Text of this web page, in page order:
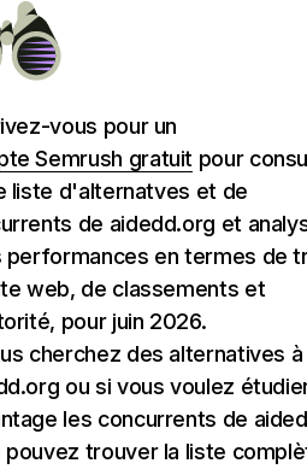
vous pour un
Semrush gratuit pour
liste d'alternatves et de
de aidedd.org et
performances en termes de
web, de classements et
pour juin 2026.
cherchez des alternatives à
ou si vous voulez
les concurrents de
pouvez trouver la liste